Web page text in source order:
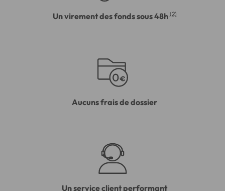
Un virement des fonds sous 48h (2)
Aucuns frais de dossier
Un service client performant